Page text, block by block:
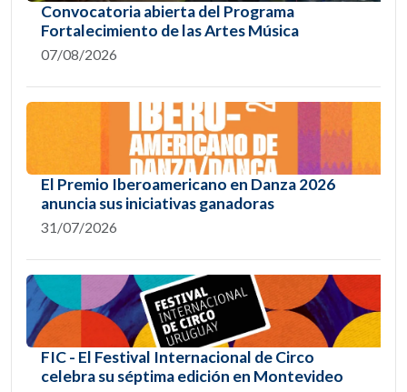
Convocatoria abierta del Programa
Fortalecimiento de las Artes Música
07/08/2026
El Premio Iberoamericano en Danza 2026
anuncia sus iniciativas ganadoras
31/07/2026
FIC - El Festival Internacional de Circo
celebra su séptima edición en Montevideo